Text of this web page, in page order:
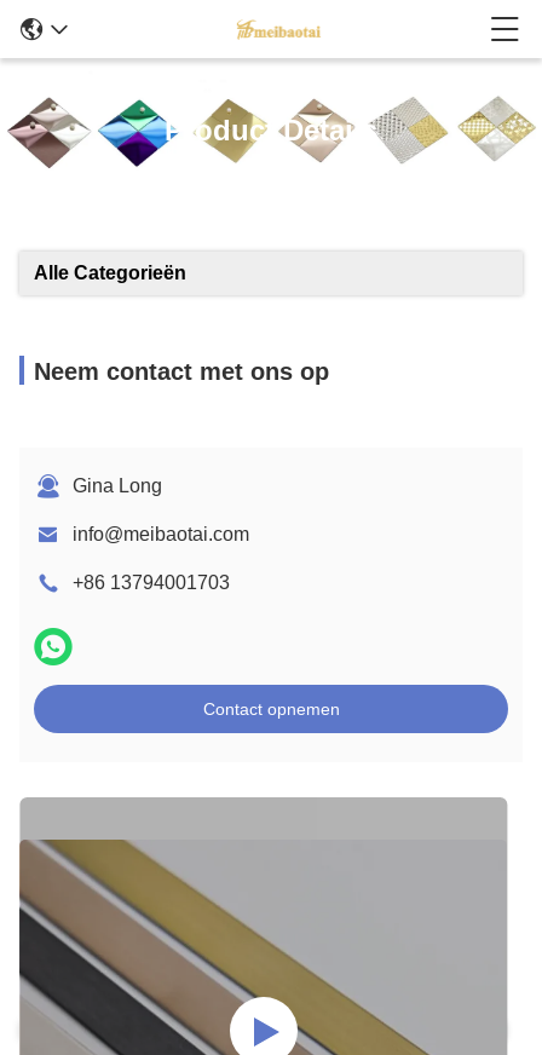
Product Details
Alle Categorieën
Neem contact met ons op
Gina Long
info@meibaotai.com
+86 13794001703
Contact opnemen